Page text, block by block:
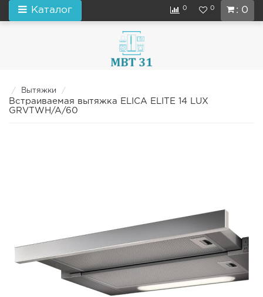
: 0
Каталог 0 0
Вытяжки
Встраиваемая вытяжка ELICA ELITE 14 LUX
GRVTWH/A/60